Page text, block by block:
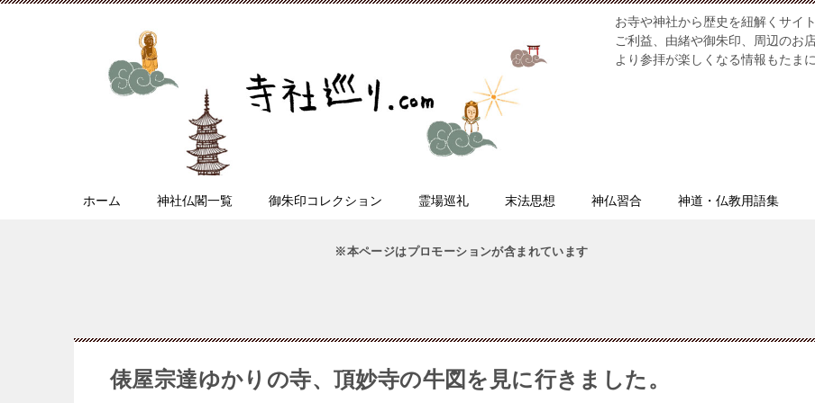
お寺や神社から歴史を紐解くサイ
ご利益、由緒や御朱印、周辺のお
より参拝が楽しくなる情報もたま
ホーム 神社仏閣一覧 御朱印コレクション 霊場巡礼 末法思想 神仏習合 神道・仏教用語集
※本ページはプロモーションが含まれています
俵屋宗達ゆかりの寺、頂妙寺の牛図を見に行きました。